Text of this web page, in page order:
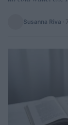
Susanna Riva ·